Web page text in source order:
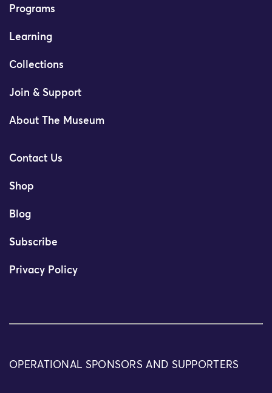
Programs
Learning
Collections
Join & Support
About The Museum
Contact Us
Shop
Blog
Subscribe
Privacy Policy
OPERATIONAL SPONSORS AND SUPPORTERS